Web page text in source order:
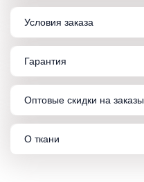
Условия заказа
Гарантия
Оптовые скидки на заказы
О ткани